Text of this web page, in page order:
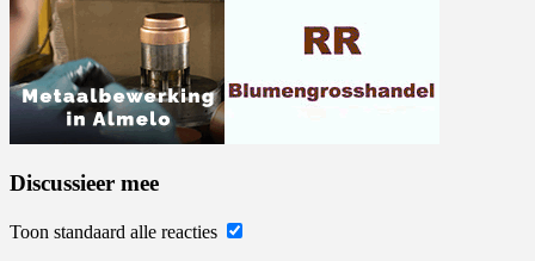
Discussieer mee
Toon standaard alle reacties